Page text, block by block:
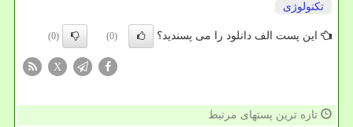
تكنولوژی
این پست الف دانلود را می پسندید؟ (0)
(0)
X
تازه ترین پستهای مرتبط